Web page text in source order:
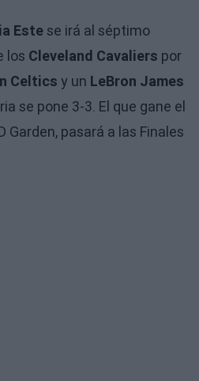
Este se irá al séptimo
los Cleveland Cavaliers por
Celtics y un LeBron James
se pone 3-3. El que gane el
pasará a las Finales